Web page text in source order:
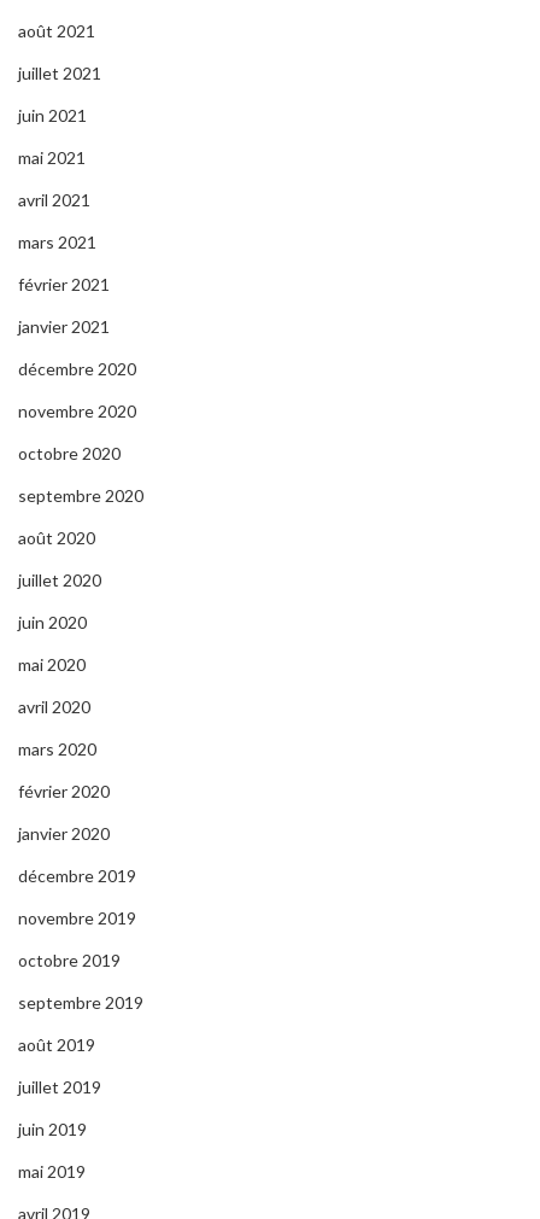
août 2021
juillet 2021
juin 2021
mai 2021
avril 2021
mars 2021
février 2021
janvier 2021
décembre 2020
novembre 2020
octobre 2020
septembre 2020
août 2020
juillet 2020
juin 2020
mai 2020
avril 2020
mars 2020
février 2020
janvier 2020
décembre 2019
novembre 2019
octobre 2019
septembre 2019
août 2019
juillet 2019
juin 2019
mai 2019
avril 2019